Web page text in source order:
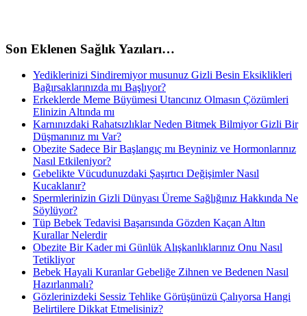
Son Eklenen Sağlık Yazıları…
Yediklerinizi Sindiremiyor musunuz Gizli Besin Eksiklikleri
Bağırsaklarınızda mı Başlıyor?
Erkeklerde Meme Büyümesi Utancınız Olmasın Çözümleri
Elinizin Altında mı
Karnınızdaki Rahatsızlıklar Neden Bitmek Bilmiyor Gizli Bir
Düşmanınız mı Var?
Obezite Sadece Bir Başlangıç mı Beyniniz ve Hormonlarınız
Nasıl Etkileniyor?
Gebelikte Vücudunuzdaki Şaşırtıcı Değişimler Nasıl
Kucaklanır?
Spermlerinizin Gizli Dünyası Üreme Sağlığınız Hakkında Ne
Söylüyor?
Tüp Bebek Tedavisi Başarısında Gözden Kaçan Altın
Kurallar Nelerdir
Obezite Bir Kader mi Günlük Alışkanlıklarınız Onu Nasıl
Tetikliyor
Bebek Hayali Kuranlar Gebeliğe Zihnen ve Bedenen Nasıl
Hazırlanmalı?
Gözlerinizdeki Sessiz Tehlike Görüşünüzü Çalıyorsa Hangi
Belirtilere Dikkat Etmelisiniz?